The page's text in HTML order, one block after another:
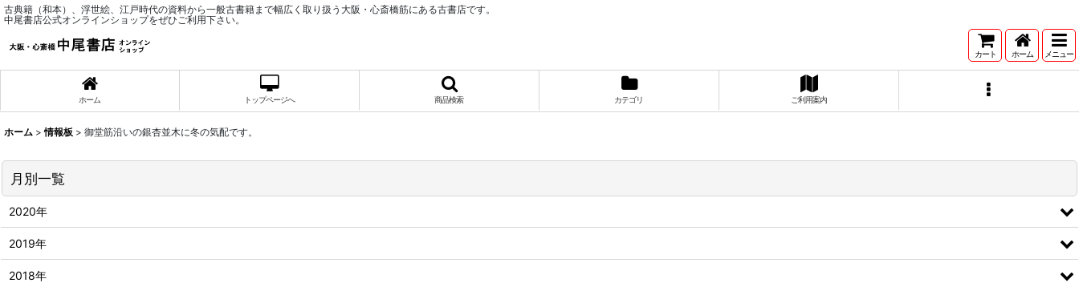
古典籍（和本）、浮世絵、江戸時代の資料から一般古書籍まで幅広く取り扱う大阪・心斎橋筋にある古書店です。
中尾書店公式オンラインショップをぜひご利用下さい。
カート ホーム メニュー
ホーム トップページへ 商品検索 カテゴリ ご利用案内
ホーム > 情報板 > 御堂筋沿いの銀杏並木に冬の気配です。
月別一覧
2020年
2019年
2018年